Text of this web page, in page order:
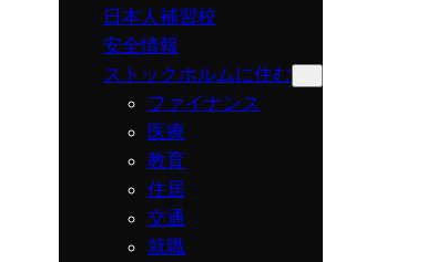
日本人補習校
安全情報
ストックホルムに住む
ファイナンス
医療
教育
住居
交通
就職